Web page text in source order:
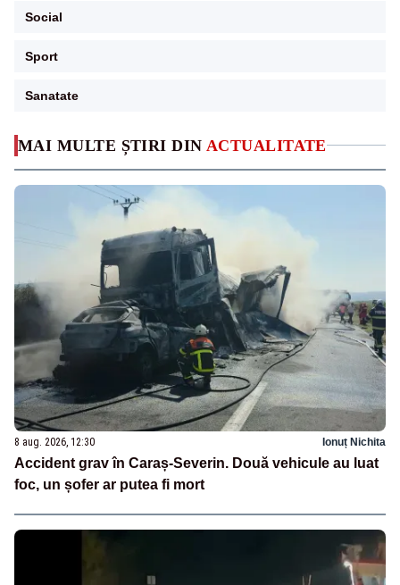
MAI MULTE ȘTIRI DIN ACTUALITATE
8 aug. 2026, 12:30 Ionuț Nichita
Accident grav în Caraș-Severin. Două vehicule au luat
foc, un șofer ar putea fi mort
Social
Sport
Sanatate